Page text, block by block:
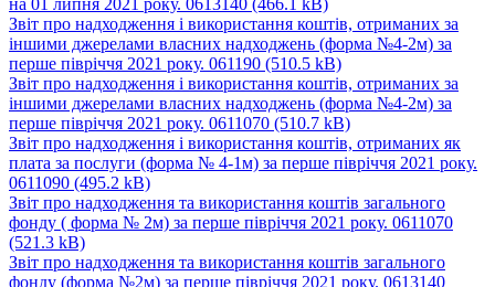
на 01 липня 2021 року. 0613140 (466.1 kB)
Звіт про надходження і використання коштів, отриманих за
іншими джерелами власних надходжень (форма №4-2м) за
перше півріччя 2021 року. 061190 (510.5 kB)
Звіт про надходження і використання коштів, отриманих за
іншими джерелами власних надходжень (форма №4-2м) за
перше півріччя 2021 року. 0611070 (510.7 kB)
Звіт про надходження і використання коштів, отриманих як
плата за послуги (форма № 4-1м) за перше півріччя 2021 року.
0611090 (495.2 kB)
Звіт про надходження та використання коштів загального
фонду ( форма № 2м) за перше півріччя 2021 року. 0611070
(521.3 kB)
Звіт про надходження та використання коштів загального
фонду (форма №2м) за перше півріччя 2021 року. 0613140